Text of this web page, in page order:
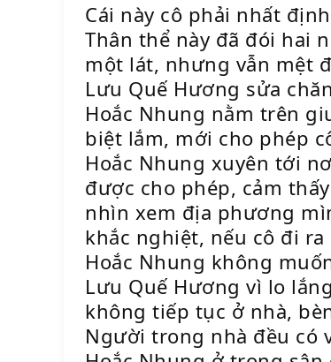
Cái này cô phải nhất
Thân thể này đã đói hai
một lát, nhưng vẫn mệt
Lưu Quế Hương sửa
Hoắc Nhung nằm trên
biệt lắm, mới cho phép
Hoắc Nhung xuyên tới
được cho phép, cảm
nhìn xem địa phương
khắc nghiệt, nếu cô đi
Hoắc Nhung không
Lưu Quế Hương vì lo
không tiếp tục ở nhà,
Người trong nhà đều có